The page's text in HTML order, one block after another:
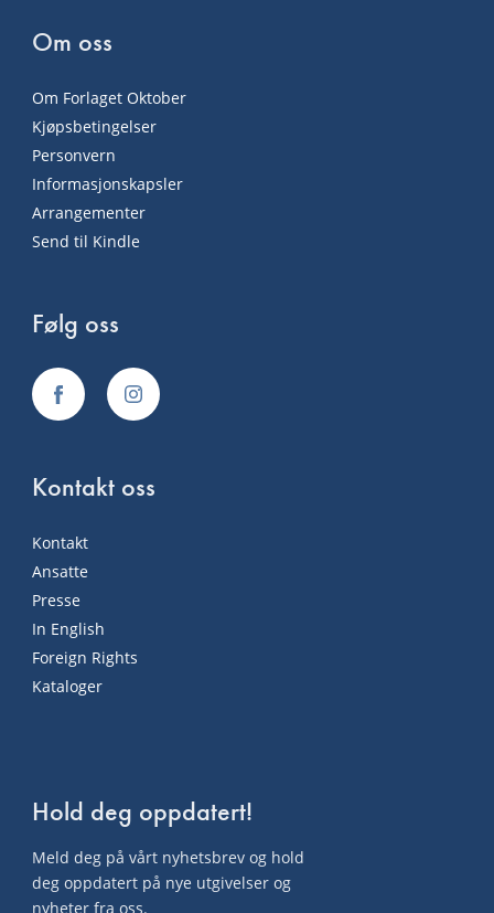
Om oss
Om Forlaget Oktober
Kjøpsbetingelser
Personvern
Informasjonskapsler
Arrangementer
Send til Kindle
Følg oss
Kontakt oss
Kontakt
Ansatte
Presse
In English
Foreign Rights
Kataloger
Hold deg oppdatert!
Meld deg på vårt nyhetsbrev og hold
deg oppdatert på nye utgivelser og
nyheter fra oss.